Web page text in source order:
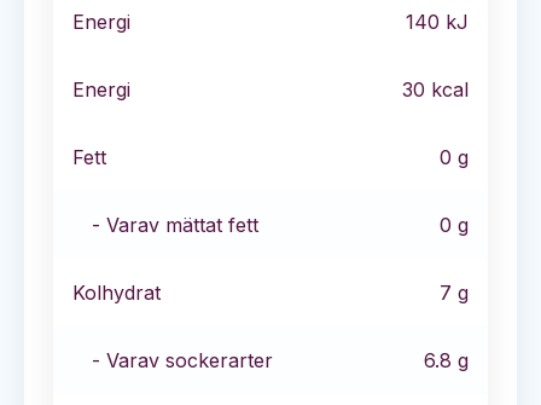
Energi 140 kJ
Energi 30 kcal
Fett 0 g
- Varav mättat fett 0 g
Kolhydrat 7 g
- Varav sockerarter 6.8 g